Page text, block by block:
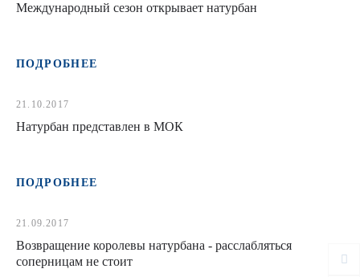
Международный сезон открывает натурбан
ПОДРОБНЕЕ
21.10.2017
Натурбан представлен в МОК
ПОДРОБНЕЕ
21.09.2017
Возвращение королевы натурбана - расслабляться
соперницам не стоит